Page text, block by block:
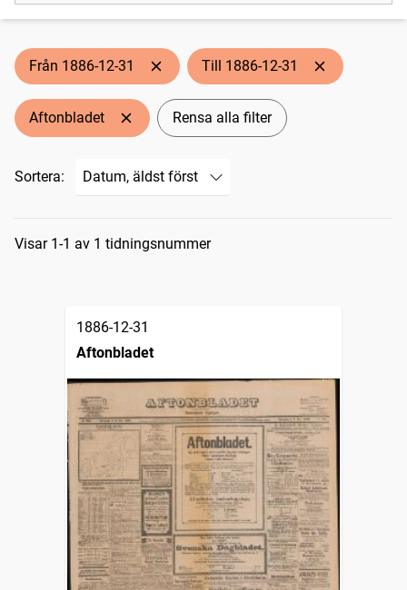
Från 1886-12-31 Till 1886-12-31
Aftonbladet Rensa alla filter
Sortera:
Sökresultat
Visar 1-1 av 1 tidningsnummer
1886-12-31
Aftonbladet